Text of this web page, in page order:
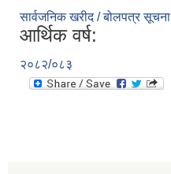
सार्वजनिक खरीद / बोलपत्र सूचना
आर्थिक वर्ष:
२०८२/०८३